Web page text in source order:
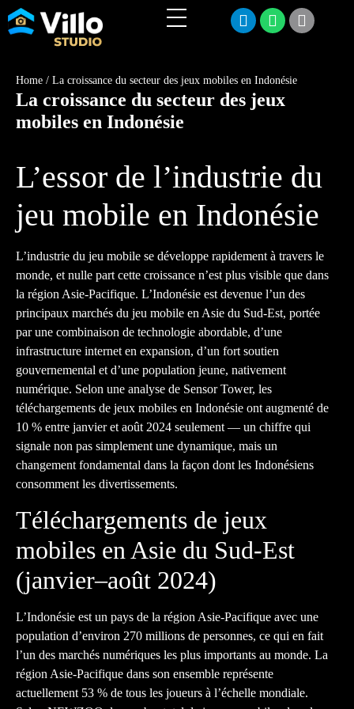
Home / La croissance du secteur des jeux mobiles en Indonésie
La croissance du secteur des jeux
mobiles en Indonésie
L’essor de l’industrie du
jeu mobile en Indonésie
L’industrie du jeu mobile se développe rapidement à travers le
monde, et nulle part cette croissance n’est plus visible que dans
la région Asie-Pacifique. L’Indonésie est devenue l’un des
principaux marchés du jeu mobile en Asie du Sud-Est, portée
par une combinaison de technologie abordable, d’une
infrastructure internet en expansion, d’un fort soutien
gouvernemental et d’une population jeune, nativement
numérique. Selon une analyse de Sensor Tower, les
téléchargements de jeux mobiles en Indonésie ont augmenté de
10 % entre janvier et août 2024 seulement — un chiffre qui
signale non pas simplement une dynamique, mais un
changement fondamental dans la façon dont les Indonésiens
consomment les divertissements.
Téléchargements de jeux
mobiles en Asie du Sud-Est
(janvier–août 2024)
L’Indonésie est un pays de la région Asie-Pacifique avec une
population d’environ 270 millions de personnes, ce qui en fait
l’un des marchés numériques les plus importants au monde. La
région Asie-Pacifique dans son ensemble représente
actuellement 53 % de tous les joueurs à l’échelle mondiale.